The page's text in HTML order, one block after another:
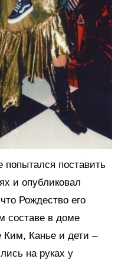
попытался поставить
и опубликовал
Рождество его
составе в доме
Ким, Канье и дети –
на руках у